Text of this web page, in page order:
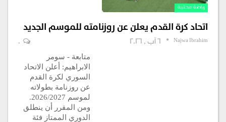
رياضة محلية
اتحاد كرة القدم يعلن عن روزنامته للموسم الجديد
Najwa Ibrahim
0
متابعة - سومر
الابراهيم: أعلن الاتحاد
السوري لكرة القدم
عن روزنامة بطولاته
لموسم 2026/2027.
ومن المقرر أن ينطلق
الدوري الممتاز فئة